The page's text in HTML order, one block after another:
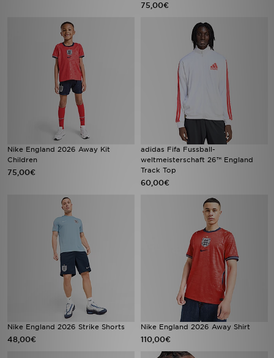
75,00€
Nike England 2026 Away Kit
Children
75,00€
adidas Fifa Fussball-
weltmeisterschaft 26™ England
Track Top
60,00€
Nike England 2026 Strike Shorts
48,00€
Nike England 2026 Away Shirt
110,00€